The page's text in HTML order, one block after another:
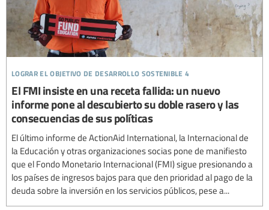
lograr el objetivo de desarrollo sostenible 4
El FMI insiste en una receta fallida: un nuevo
informe pone al descubierto su doble rasero y las
consecuencias de sus políticas
El último informe de ActionAid International, la Internacional de
la Educación y otras organizaciones socias pone de manifiesto
que el Fondo Monetario Internacional (FMI) sigue presionando a
los países de ingresos bajos para que den prioridad al pago de la
deuda sobre la inversión en los servicios públicos, pese a...